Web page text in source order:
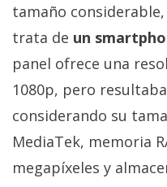
Contacto
/
Sobre
nosotros
/
Publicidad
/
opciones
tamaño
trata de un
panel ofrece una
1080p, pero
considerando su
MediaTek, memoria
megapíxeles y